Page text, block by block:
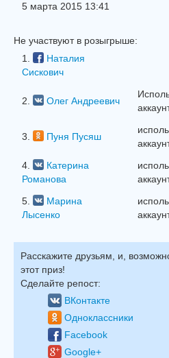
5 марта 2015 13:41
Не участвуют в розыгрыше:
1.
Наталия
Сискович
2. Олег Андреевич
3. Пуня Пусяш
4.
Катерина
Романова
5.
Марина
Лысенко
Расскажите друзьям, и,
этот приз!
Сделайте репост:
ВКонтакте
Одноклассники
Facebook
Google+